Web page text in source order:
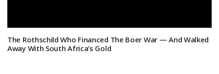
The Rothschild Who Financed The Boer War — And Walked
Away With South Africa’s Gold